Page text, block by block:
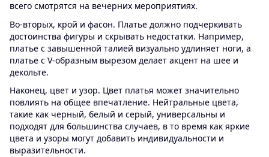
всего смотрятся на вечерних мероприятиях.
Во-вторых, крой и фасон. Платье должно подчеркивать
достоинства фигуры и скрывать недостатки. Например,
платье с завышенной талией визуально удлиняет ноги, а
платье с V-образным вырезом делает акцент на шее и
декольте.
Наконец, цвет и узор. Цвет платья может значительно
повлиять на общее впечатление. Нейтральные цвета,
такие как черный, белый и серый, универсальны и
подходят для большинства случаев, в то время как яркие
цвета и узоры могут добавить индивидуальности и
выразительности.